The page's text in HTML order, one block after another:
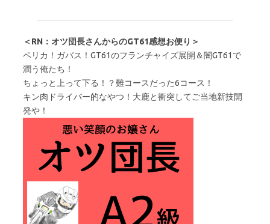
＜RN：オツ団長さんからのGT61感想お便り＞
ペリカ！ガバス！GT61のフランチャイズ展開＆闇GT61で
潤う俺たち！
ちょっと上って下る！？難コースだった6コース！
キン肉ドライバー的なやつ！大鹿と衝突してご当地新技開
発や！